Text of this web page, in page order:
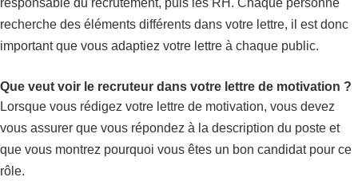
responsable du recrutement, puis les RH. Chaque personne
recherche des éléments différents dans votre lettre, il est donc
important que vous adaptiez votre lettre à chaque public.
Que veut voir le recruteur dans votre lettre de motivation ?
Lorsque vous rédigez votre lettre de motivation, vous devez
vous assurer que vous répondez à la description du poste et
que vous montrez pourquoi vous êtes un bon candidat pour ce
rôle.